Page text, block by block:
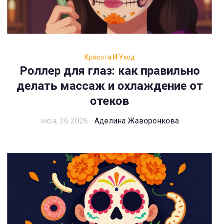
Красота И Уход
Роллер для глаз: как правильно
делать массаж и охлаждение от
отеков
июн, 26 2026 Аделина Жаворонкова